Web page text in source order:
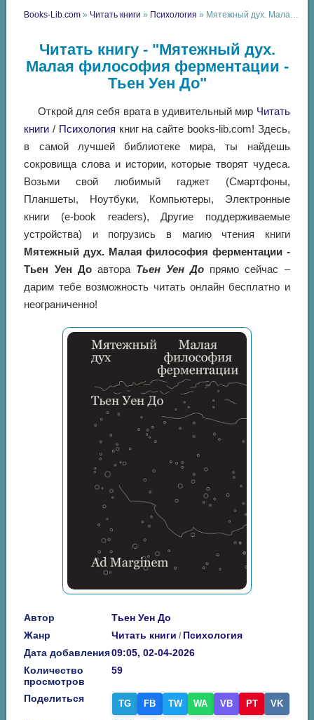
Books-Lib.com » Читать книги » Психология » Мятежный дух. Малая философия ферментации - Тьен Уен До
Читать книгу - "Мятежный дух.
Малая философия ферментации -
Тьен Уен До"
Открой для себя врата в удивительный мир Читать
книги / Психология книг на сайте books-lib.com! Здесь,
в самой лучшей библиотеке мира, ты найдешь
сокровища слова и истории, которые творят чудеса.
Возьми свой любимый гаджет (Смартфоны,
Планшеты, Ноутбуки, Компьютеры, Электронные
книги (e-book readers), Другие поддерживаемые
устройства) и погрузись в магию чтения книги
Мятежный дух. Малая философия ферментации -
Тьен Уен Доавтора Тьен Уен До прямо сейчас –
дарим тебе возможность читать онлайн бесплатно и
неограниченно!
Автор
Тьен Уен До
Жанр
Читать книги / Психология
Дата добавления09:05, 02-04-2026
Количество
просмотров
59
Поделиться TG FB TW WA VB PT VK